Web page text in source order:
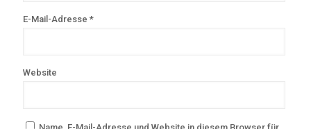
E-Mail-Adresse *
Website